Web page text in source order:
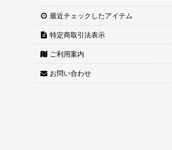
最近チェックしたアイテム
特定商取引法表示
ご利用案内
お問い合わせ